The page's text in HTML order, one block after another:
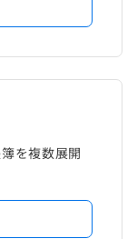
を複数展開